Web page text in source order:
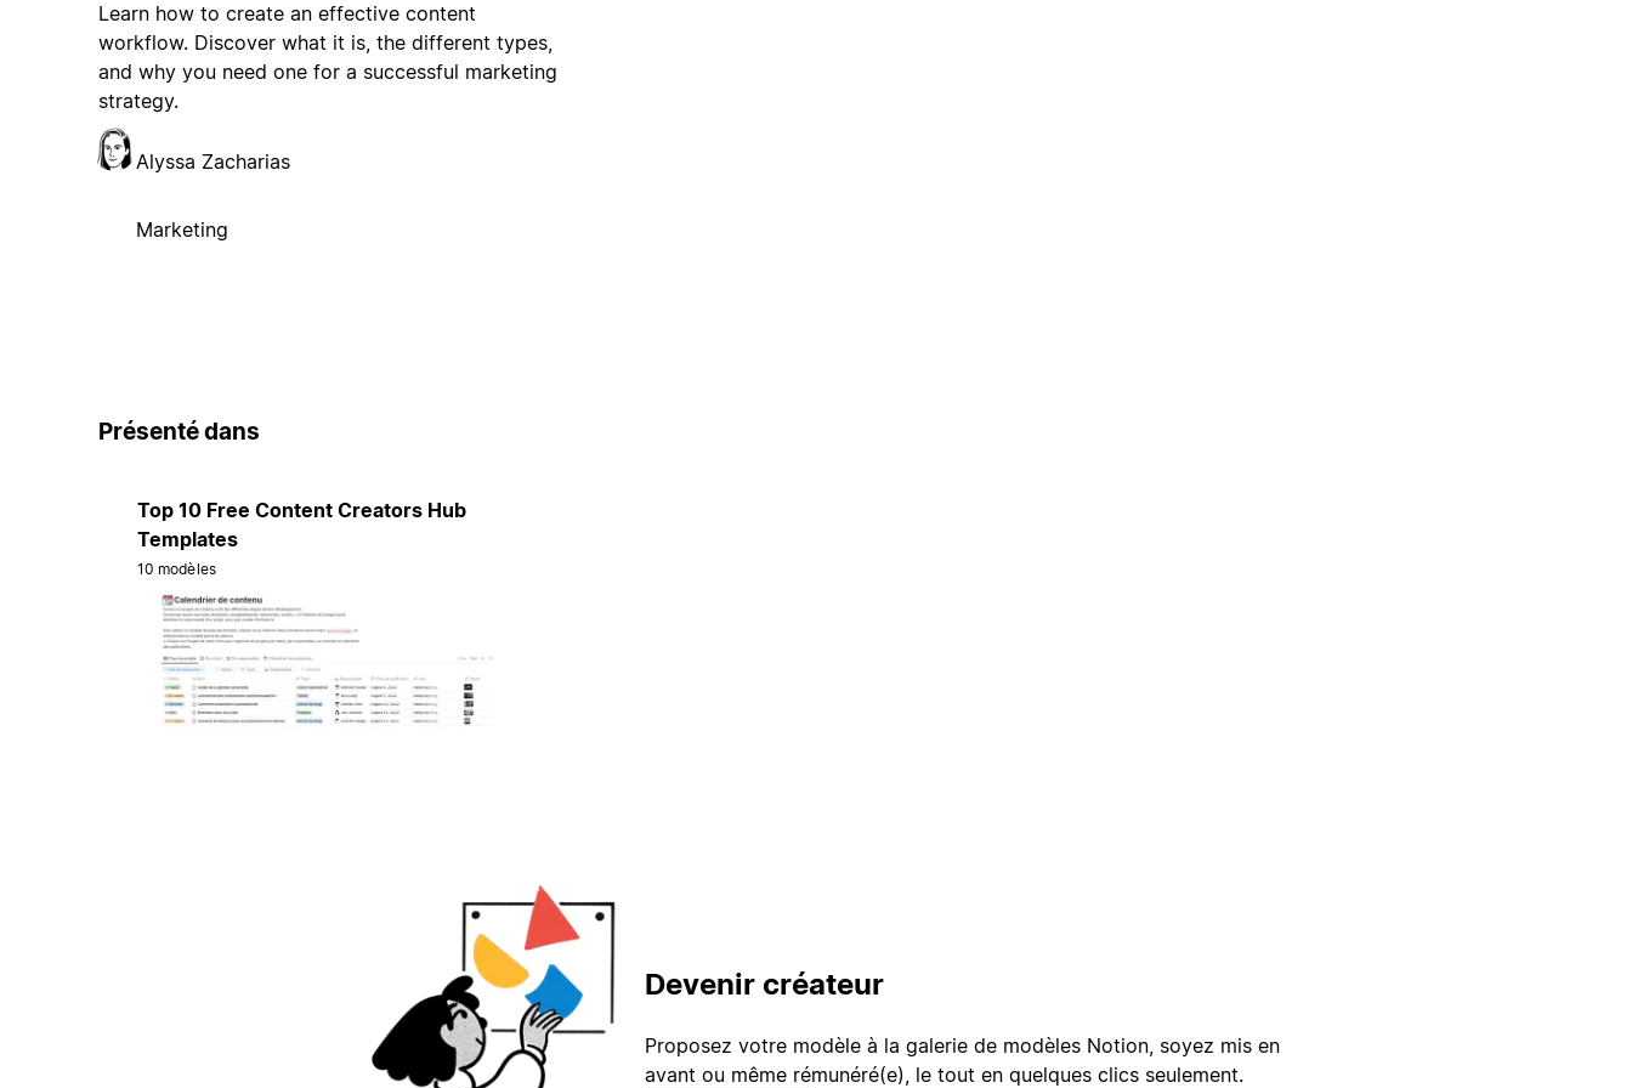
Learn how to create an effective content
workflow. Discover what it is, the different types,
and why you need one for a successful marketing
strategy.
Alyssa Zacharias
Marketing
Présenté dans
Top 10 Free Content Creators Hub
Templates
10 modèles
Devenir créateur
Proposez votre modèle à la galerie de modèles Notion, soyez mis en
avant ou même rémunéré(e), le tout en quelques clics seulement.